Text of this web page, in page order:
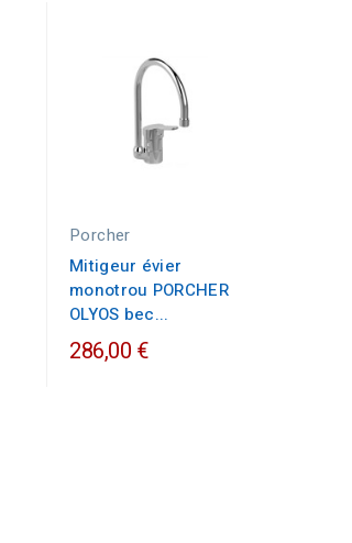
Porcher
Mitigeur évier
monotrou PORCHER
OLYOS bec...
286,00 €